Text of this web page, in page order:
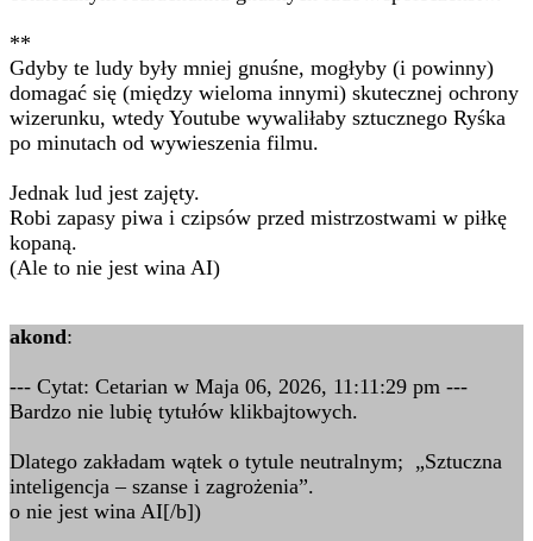
**
Gdyby te ludy były mniej gnuśne, mogłyby (i powinny)
domagać się (między wieloma innymi) skutecznej ochrony
wizerunku, wtedy Youtube wywaliłaby sztucznego Ryśka
po minutach od wywieszenia filmu.
Jednak lud jest zajęty.
Robi zapasy piwa i czipsów przed mistrzostwami w piłkę
kopaną.
(Ale to nie jest wina AI)
akond:
--- Cytat: Cetarian w Maja 06, 2026, 11:11:29 pm ---
Bardzo nie lubię tytułów klikbajtowych.
Dlatego zakładam wątek o tytule neutralnym; „Sztuczna
inteligencja – szanse i zagrożenia”.
o nie jest wina AI[/b])